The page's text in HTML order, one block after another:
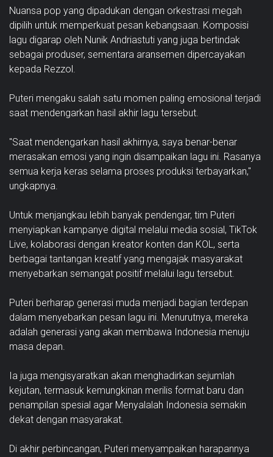
Nuansa pop yang dipadukan dengan orkestrasi megah
dipilih untuk memperkuat pesan kebangsaan. Komposisi
lagu digarap oleh Nunik Andriastuti yang juga bertindak
sebagai produser, sementara aransemen dipercayakan
kepada Rezzol.
Puteri mengaku salah satu momen paling emosional terjadi
saat mendengarkan hasil akhir lagu tersebut.
"Saat mendengarkan hasil akhirnya, saya benar-benar
merasakan emosi yang ingin disampaikan lagu ini. Rasanya
semua kerja keras selama proses produksi terbayarkan,"
ungkapnya.
Untuk menjangkau lebih banyak pendengar, tim Puteri
menyiapkan kampanye digital melalui media sosial, TikTok
Live, kolaborasi dengan kreator konten dan KOL, serta
berbagai tantangan kreatif yang mengajak masyarakat
menyebarkan semangat positif melalui lagu tersebut.
Puteri berharap generasi muda menjadi bagian terdepan
dalam menyebarkan pesan lagu ini. Menurutnya, mereka
adalah generasi yang akan membawa Indonesia menuju
masa depan.
Ia juga mengisyaratkan akan menghadirkan sejumlah
kejutan, termasuk kemungkinan merilis format baru dan
penampilan spesial agar Menyalalah Indonesia semakin
dekat dengan masyarakat.
Di akhir perbincangan, Puteri menyampaikan harapannya